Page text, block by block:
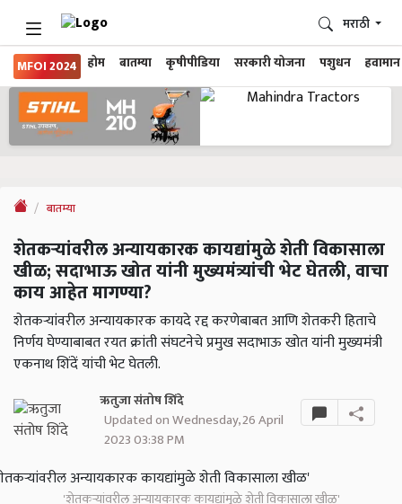
MFOI 2024 होम बातम्या कृषीपीडिया सरकारी योजना पशुधन हवामान
मराठी
बातम्या
शेतकऱ्यांवरील अन्यायकारक कायद्यांमुळे शेती विकासाला
खीळ; सदाभाऊ खोत यांनी मुख्यमंत्र्यांची भेट घेतली, वाचा
काय आहेत मागण्या?
शेतकऱ्यांवरील अन्यायकारक कायदे रद्द करणेबाबत आणि शेतकरी हिताचे
निर्णय घेण्याबाबत रयत क्रांती संघटनेचे प्रमुख सदाभाऊ खोत यांनी मुख्यमंत्री
एकनाथ शिंदें यांची भेट घेतली.
ऋतुजा संतोष शिंदे
Updated on Wednesday, 26 April
2023 03:38 PM
'शेतकऱ्यांवरील अन्यायकारक कायद्यांमुळे शेती विकासाला खीळ'